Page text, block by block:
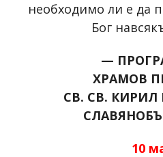
необходимо ли е да
Бог
—
ХРАМОВ
СВ. СВ.
10